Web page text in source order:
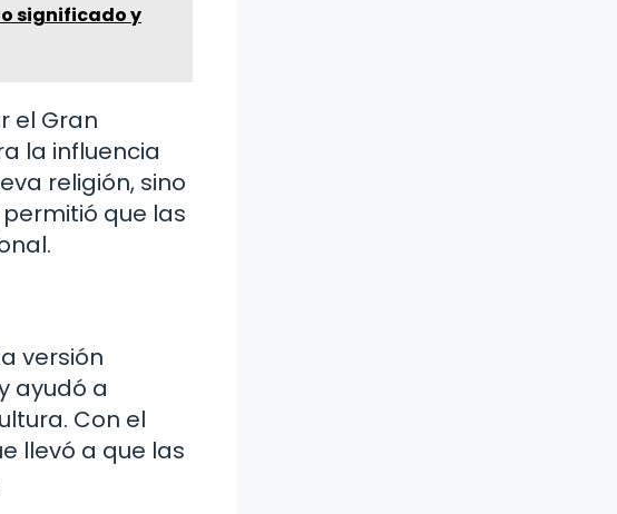
significado y
el Gran
la influencia
religión, sino
que las
versión
ayudó a
Con el
llevó a que las